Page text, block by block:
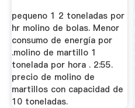
Toneladas Por ...
pequeno 1 2 toneladas por
hr molino de bolas. Menor
consumo de energía por
.molino de martillo 1
tonelada por hora . 2:55.
precio de molino de
martillos con capacidad de
10 toneladas.